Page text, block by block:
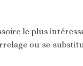
le plus
ou se